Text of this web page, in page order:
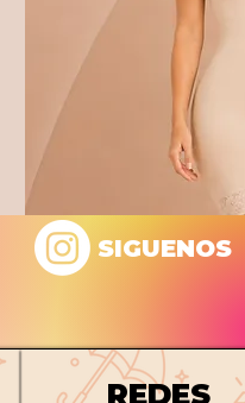
SIGUENOS
REDES